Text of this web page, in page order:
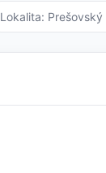
Lokalita: Prešovský